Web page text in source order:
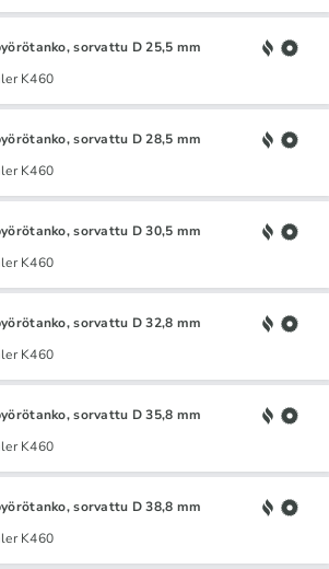
sorvattu D 25,5 mm
K460
sorvattu D 28,5 mm
K460
sorvattu D 30,5 mm
K460
sorvattu D 32,8 mm
K460
sorvattu D 35,8 mm
K460
sorvattu D 38,8 mm
K460